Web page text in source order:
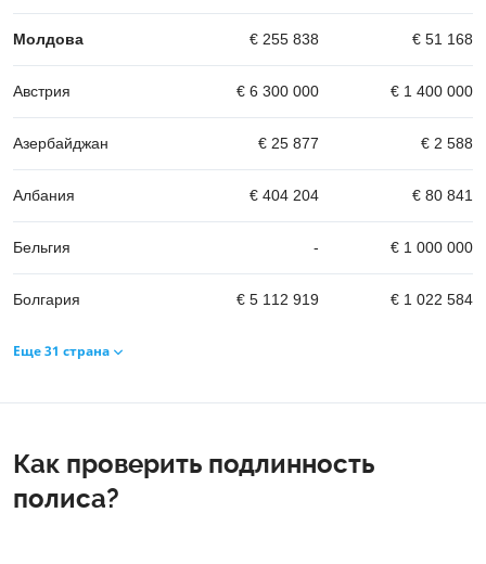
Молдова € 255 838 € 51 168
Австрия € 6 300 000 € 1 400 000
Азербайджан € 25 877 € 2 588
Албания € 404 204 € 80 841
Бельгия - € 1 000 000
Болгария € 5 112 919 € 1 022 584
Еще 31 страна
Как проверить подлинность
полиса?